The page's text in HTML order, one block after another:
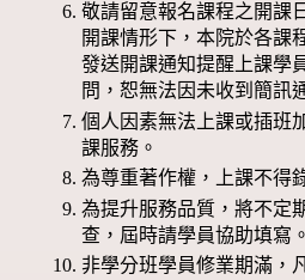
敬請留意報名課程之開課
開課情形下，本院於各課
發送開課通知提醒上課學
問，恕無法因未收到簡訊
個人因素無法上課或插班
課服務。
為尊重著作權，上課不得
為提升服務品質，將不定
查，屆時請學員協助填寫。
非學分班學員修業期滿，